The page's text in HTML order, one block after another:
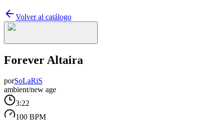
Volver al catálogo
Forever Altaira
porSoLaRiS
ambient/new age
3:22
100 BPM